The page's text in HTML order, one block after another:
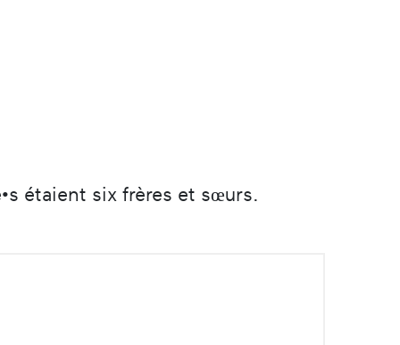
étaient six frères et sœurs.